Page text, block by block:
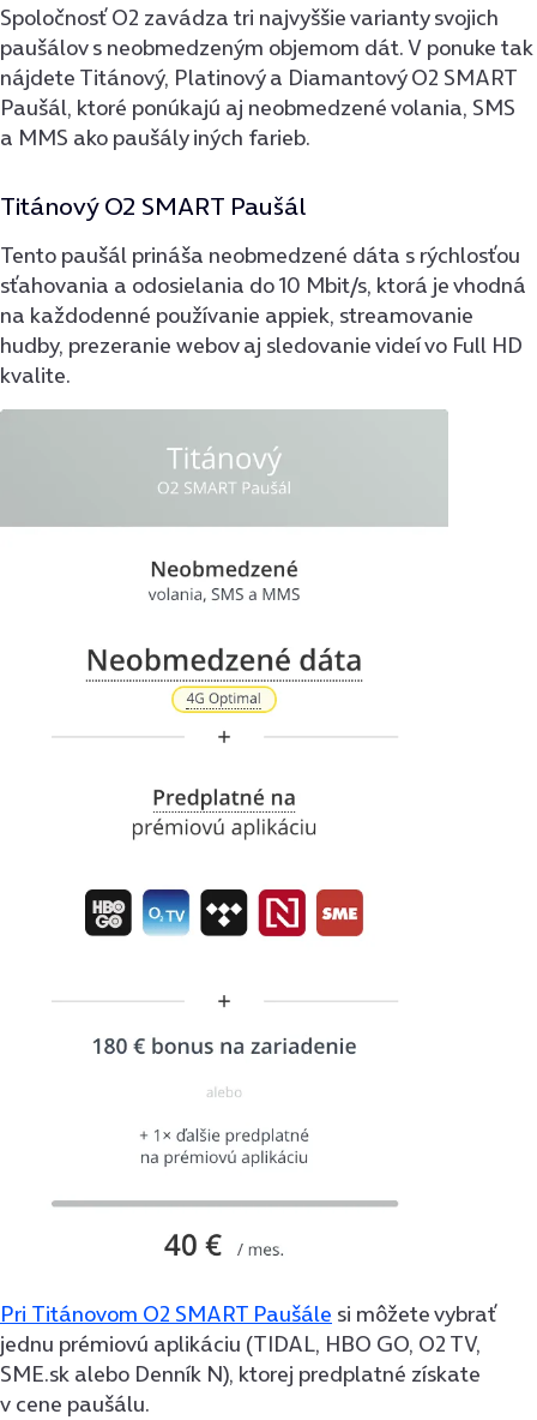
Spoločnosť O2 zavádza tri najvyššie varianty svojich
paušálov s neobmedzeným objemom dát. V ponuke tak
nájdete Titánový, Platinový a Diamantový O2 SMART
Paušál, ktoré ponúkajú aj neobmedzené volania, SMS
a MMS ako paušály iných farieb.
Titánový O2 SMART Paušál
Tento paušál prináša neobmedzené dáta s rýchlosťou
sťahovania a odosielania do 10 Mbit/s, ktorá je vhodná
na každodenné používanie appiek, streamovanie
hudby, prezeranie webov aj sledovanie videí vo Full HD
kvalite.
Pri Titánovom O2 SMART Paušále si môžete vybrať
jednu prémiovú aplikáciu (TIDAL, HBO GO, O2 TV,
SME.sk alebo Denník N), ktorej predplatné získate
v cene paušálu.